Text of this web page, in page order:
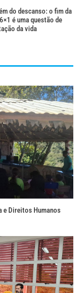
do descanso: o fim da
é uma questão de
da vida
e Direitos Humanos